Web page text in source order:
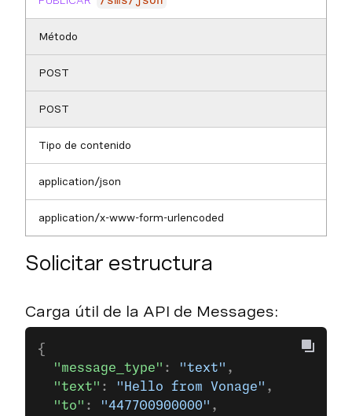
Método
POST
POST
Tipo de contenido
application/json
application/x-www-form-urlencoded
Solicitar estructura
Carga útil de la API de Messages:
{
  "message_type"
: "text" ,
  "text"
: "Hello from Vonage" ,
  "to"
: "447700900000" ,